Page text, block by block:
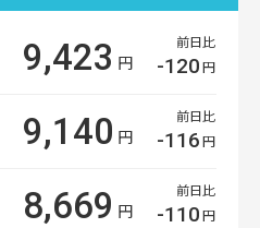
9,423 円
前日比
-120円
9,140 円
前日比
-116円
8,669 円
前日比
-110円